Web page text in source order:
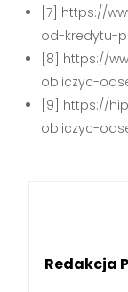
[7] https://
od-kredytu-
[8] https://
obliczyc-
[9] https://
obliczyc-
Redakcja